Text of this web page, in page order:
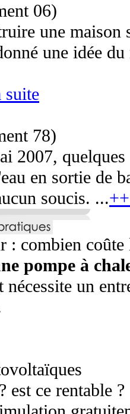
06)
une maison
une idée
78)
2007,
en sortie de
soucis. ...
: combien coûte
pompe à
nécessite un
est ce rentable